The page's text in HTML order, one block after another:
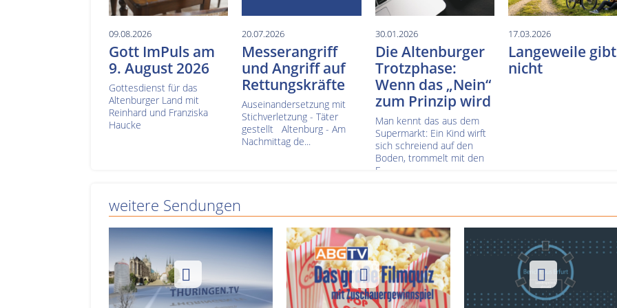
09.08.2026
Gott ImPuls am
9. August 2026
Gottesdienst für das
Altenburger Land mit
Reinhard und Franziska
Haucke
20.07.2026
Messerangriff
und Angriff auf
Rettungskräfte
Auseinandersetzung mit
Stichverletzung - Täter
gestellt Altenburg - Am
Nachmittag de...
30.01.2026
Die Altenburger
Trotzphase:
Wenn das „Nein“
zum Prinzip wird
Man kennt das aus dem
Supermarkt: Ein Kind wirft
sich schreiend auf den
Boden, trommelt mit den
F...
17.03.2026
Langeweile
nicht
weitere Sendungen